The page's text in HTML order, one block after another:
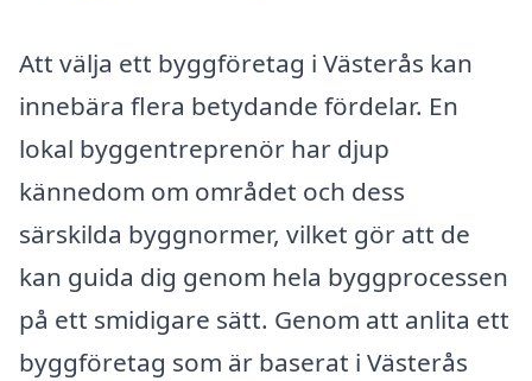
Att välja ett byggföretag i Västerås kan
innebära flera betydande fördelar. En
lokal byggentreprenör har djup
kännedom om området och dess
särskilda byggnormer, vilket gör att de
kan guida dig genom hela byggprocessen
på ett smidigare sätt. Genom att anlita ett
byggföretag som är baserat i Västerås